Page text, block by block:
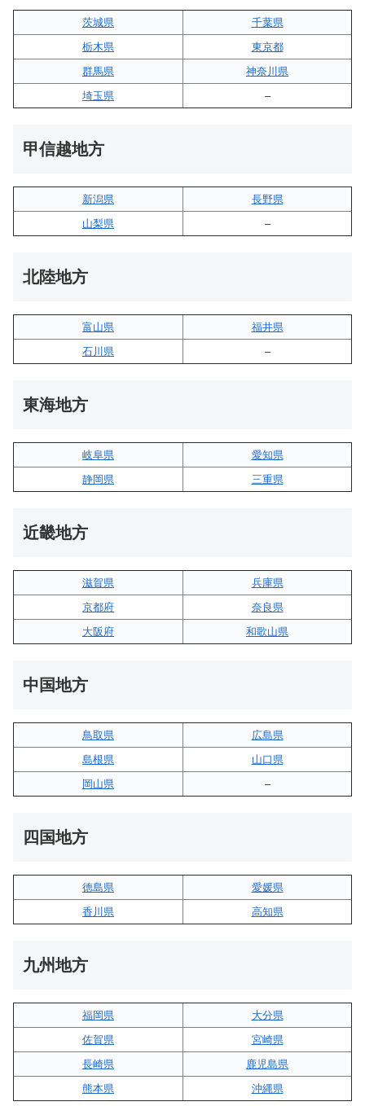
茨城県
千葉県
栃木県
東京都
群馬県
神奈川県
埼玉県
–
甲信越地方
新潟県
長野県
山梨県
–
北陸地方
富山県
福井県
石川県
–
東海地方
岐阜県
愛知県
静岡県
三重県
近畿地方
滋賀県
兵庫県
京都府
奈良県
大阪府
和歌山県
中国地方
鳥取県
広島県
島根県
山口県
岡山県
–
四国地方
徳島県
愛媛県
香川県
高知県
九州地方
福岡県
大分県
佐賀県
宮崎県
長崎県
鹿児島県
熊本県
沖縄県